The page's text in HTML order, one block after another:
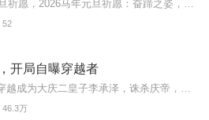
52
开局自曝穿越者
46.3万